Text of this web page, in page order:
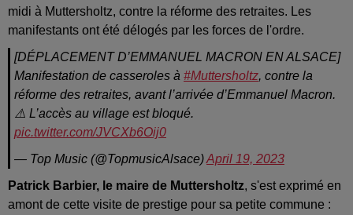
midi à Muttersholtz, contre la réforme des retraites. Les
manifestants ont été délogés par les forces de l'ordre.
[DÉPLACEMENT D’EMMANUEL MACRON EN ALSACE]
Manifestation de casseroles à #Muttersholtz, contre la
réforme des retraites, avant l’arrivée d’Emmanuel Macron.
⚠️ L’accès au village est bloqué.
pic.twitter.com/JVCXb6Oij0
— Top Music (@TopmusicAlsace)April 19, 2023
Patrick Barbier, le maire de Muttersholtz, s'est exprimé en
amont de cette visite de prestige pour sa petite commune :